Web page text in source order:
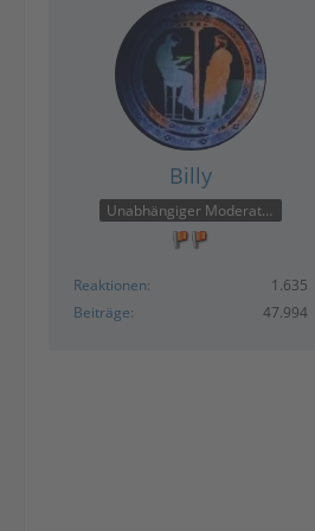
Billy
Unabhängiger Moderator
Reaktionen
1.635
Beiträge
47.994